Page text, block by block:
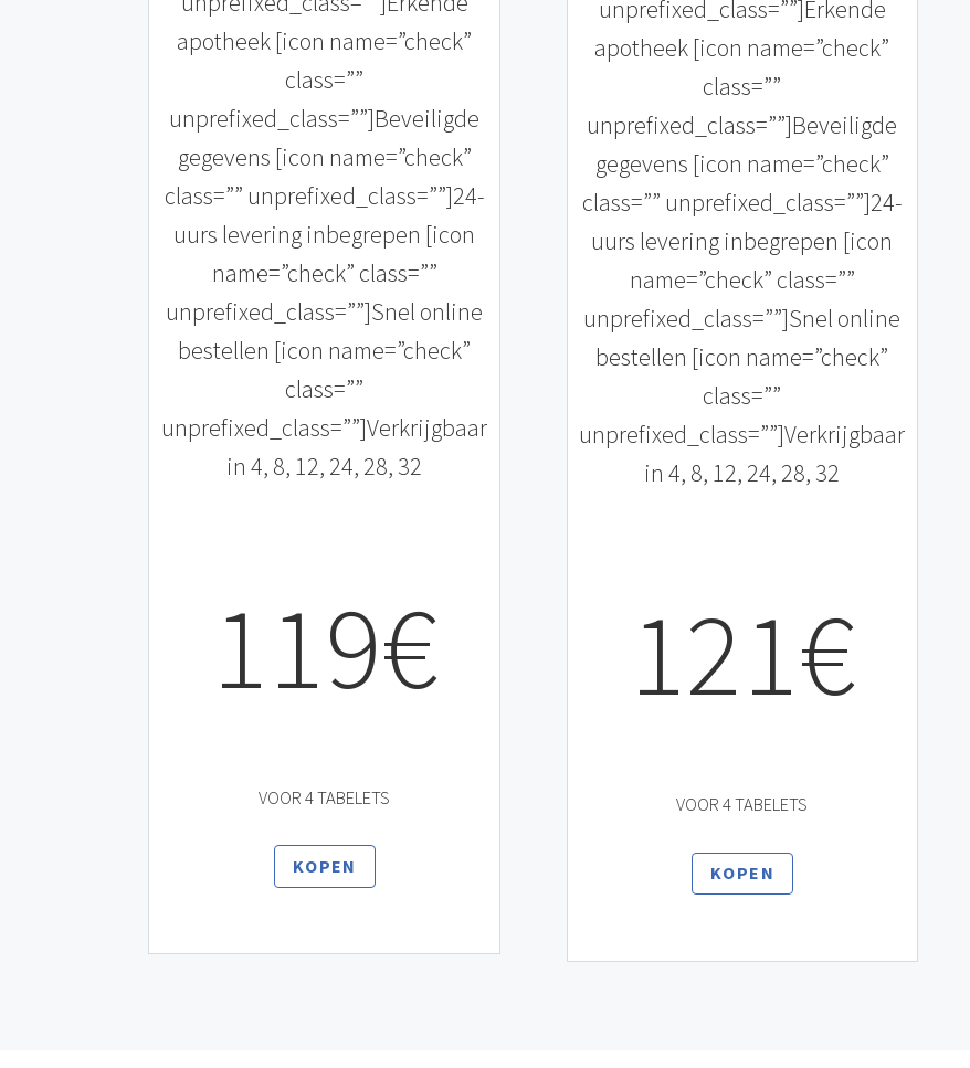
apotheek [icon name=”check”
class=””
unprefixed_class=””]Beveiligde
gegevens [icon name=”check”
class=”” unprefixed_class=””]24-
uurs levering inbegrepen [icon
name=”check” class=””
unprefixed_class=””]Snel online
bestellen [icon name=”check”
class=””
unprefixed_class=””]Verkrijgbaar
in 4, 8, 12, 24, 28, 32
119€
VOOR 4 TABELETS
KOPEN
unprefixed_class=””]Erkende
apotheek [icon name=”check”
class=””
unprefixed_class=””]Beveiligde
gegevens [icon name=”check”
class=”” unprefixed_class=””]24-
uurs levering inbegrepen [icon
name=”check” class=””
unprefixed_class=””]Snel online
bestellen [icon name=”check”
class=””
unprefixed_class=””]Verkrijgbaar
in 4, 8, 12, 24, 28, 32
121€
VOOR 4 TABELETS
KOPEN